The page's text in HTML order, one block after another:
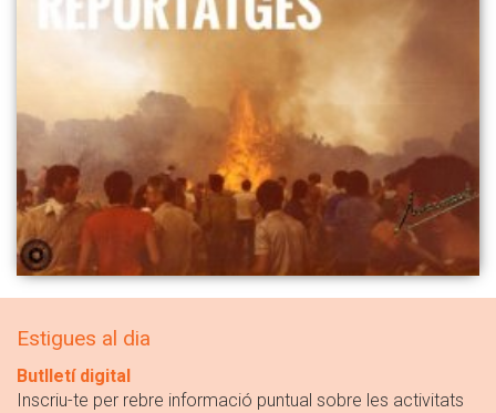
Estigues al dia
Butlletí digital
Inscriu-te per rebre informació puntual sobre les activitats